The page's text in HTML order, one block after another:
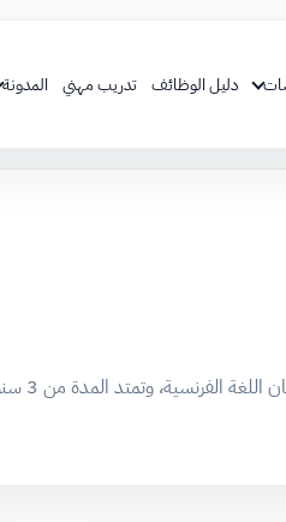
دليل الوظائف تدريب مهني المدونة
للبكالوريوس إلى 7 سنوات لمهنة المحاماة.